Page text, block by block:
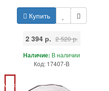
Купить
2 394 р. 2 520 р.
Наличие: В наличии
Код: 17407-B
Акция